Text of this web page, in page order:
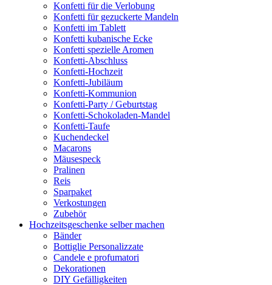
Konfetti für die Verlobung
Konfetti für gezuckerte Mandeln
Konfetti im Tablett
Konfetti kubanische Ecke
Konfetti spezielle Aromen
Konfetti-Abschluss
Konfetti-Hochzeit
Konfetti-Jubiläum
Konfetti-Kommunion
Konfetti-Party / Geburtstag
Konfetti-Schokoladen-Mandel
Konfetti-Taufe
Kuchendeckel
Macarons
Mäusespeck
Pralinen
Reis
Sparpaket
Verkostungen
Zubehör
Hochzeitsgeschenke selber machen
Bänder
Bottiglie Personalizzate
Candele e profumatori
Dekorationen
DIY Gefälligkeiten